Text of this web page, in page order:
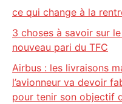
ce qui change à la
3 choses à savoir sur
nouveau pari du TFC
Airbus : les livraisons
l’avionneur va devoir
pour tenir son objectif